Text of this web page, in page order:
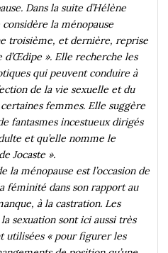
Dans la suite d’Hélène
la ménopause
troisième, et dernière, reprise
d’Œdipe ». Elle recherche les
qui peuvent conduire à
de la vie sexuelle et du
femmes. Elle suggère
fantasmes incestueux dirigés
et qu’elle nomme le
Jocaste ».
la ménopause est l’occasion de
féminité dans son rapport au
à la castration. Les
sexuation sont ici aussi très
utilisées « pour figurer les